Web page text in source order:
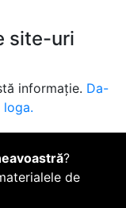
site-uri
informație. Da-
?
de